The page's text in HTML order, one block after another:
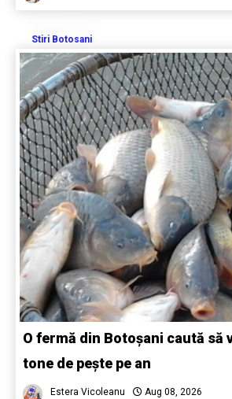
Stiri Botosani
O fermă din Botoșani caută să
tone de pește pe an
Estera Vicoleanu Aug 08, 2026